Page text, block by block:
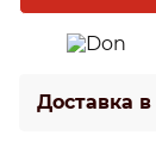
Доставка в